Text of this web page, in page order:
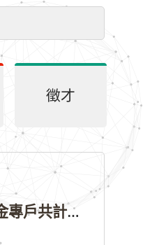
徵才
公告本院許可115年縣（市）長、直轄市議員、縣（市）議員擬參選人開立政治獻金專戶共計4戶。各專戶得收受政治獻金期間為自專戶許可設立日起至115年11月27日止，專戶名冊詳如附件。